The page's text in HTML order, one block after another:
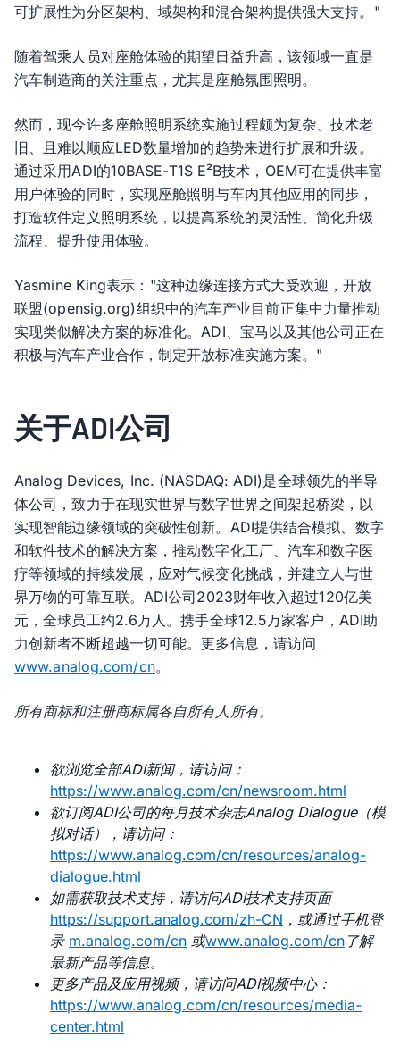
可扩展性为分区架构、域架构和混合架构提供强大支持。"
随着驾乘人员对座舱体验的期望日益升高，该领域一直是
汽车制造商的关注重点，尤其是座舱氛围照明。
然而，现今许多座舱照明系统实施过程颇为复杂、技术老
旧、且难以顺应LED数量增加的趋势来进行扩展和升级。
通过采用ADI的10BASE-T1S E²B技术，OEM可在提供丰富
用户体验的同时，实现座舱照明与车内其他应用的同步，
打造软件定义照明系统，以提高系统的灵活性、简化升级
流程、提升使用体验。
Yasmine King表示："这种边缘连接方式大受欢迎，开放
联盟(opensig.org)组织中的汽车产业目前正集中力量推动
实现类似解决方案的标准化。ADI、宝马以及其他公司正在
积极与汽车产业合作，制定开放标准实施方案。"
关于ADI公司
Analog Devices, Inc. (NASDAQ: ADI)是全球领先的半导
体公司，致力于在现实世界与数字世界之间架起桥梁，以
实现智能边缘领域的突破性创新。ADI提供结合模拟、数字
和软件技术的解决方案，推动数字化工厂、汽车和数字医
疗等领域的持续发展，应对气候变化挑战，并建立人与世
界万物的可靠互联。ADI公司2023财年收入超过120亿美
元，全球员工约2.6万人。携手全球12.5万家客户，ADI助
力创新者不断超越一切可能。更多信息，请访问
www.analog.com/cn。
所有商标和注册商标属各自所有人所有。
欲浏览全部ADI新闻，请访问：
https://www.analog.com/cn/newsroom.html
欲订阅ADI公司的每月技术杂志Analog Dialogue（模
拟对话），请访问：
https://www.analog.com/cn/resources/analog-
dialogue.html
如需获取技术支持，请访问ADI技术支持页面
https://support.analog.com/zh-CN ，或通过手机登
录 m.analog.com/cn 或www.analog.com/cn 了解
最新产品等信息。
更多产品及应用视频，请访问ADI视频中心：
https://www.analog.com/cn/resources/media-
center.html